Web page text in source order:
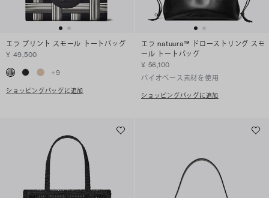
エラ プリント スモール トートバッグ
¥ 49,500
+9
ショッピングバッグに追加
エラ natuura™ ドローストリング スモ
ール トートバッグ
¥ 56,100
バイオベース素材を使用
ショッピングバッグに追加